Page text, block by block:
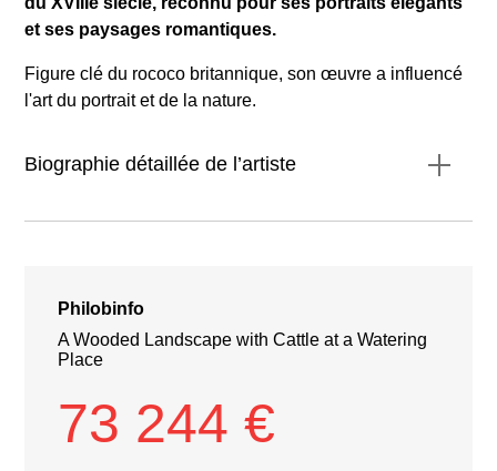
et ses paysages romantiques.
Figure clé du rococo britannique, son œuvre a influencé
l'art du portrait et de la nature.
Biographie détaillée de l’artiste
Philobinfo
A Wooded Landscape with Cattle at a Watering
Place
73 244 €